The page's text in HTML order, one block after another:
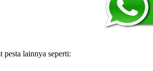
pesta lainnya seperti: